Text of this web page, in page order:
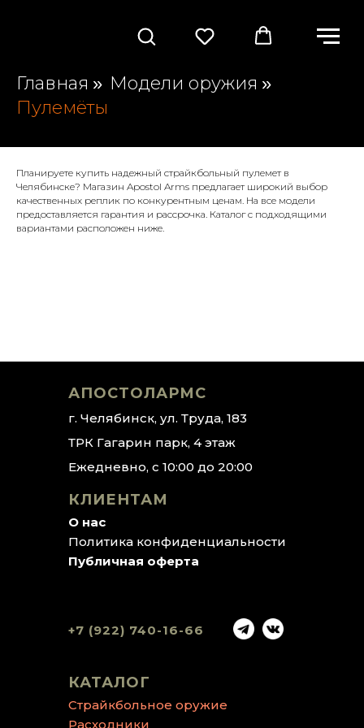
Главная » Модели оружия »
Пулемёты
Планируете купить надежный страйкбольный пулемет в
Челябинске? Магазин Apostol Arms предлагает широкий выбор
качественных реплик по конкурентным ценам. На все модели
предоставляется гарантия и рассрочка. Каталог с подходящими
вариантами расположен ниже.
+7 (922) 740-16-66
АПОСТОЛАРМС
г. Челябинск, ул. Труда, 183
ТРК Гагарин парк, 4 этаж
Ежедневно, с 10:00 до 20:00
КЛИЕНТАМ
О нас
Политика конфиденциальности
Публичная оферта
КАТАЛОГ
Страйкбольное оружие
Расходники